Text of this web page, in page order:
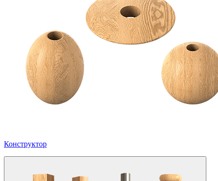
Конструктор